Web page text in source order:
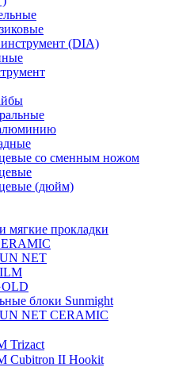
(DIA)
со сменным ножом
(дюйм)
мягкие прокладки
NET
блоки Sunmight
NET CERAMIC
Trizact
Cubitron II Hookit